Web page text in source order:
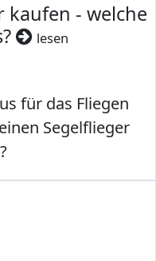
kaufen - welche
lesen
für das Fliegen
Segelflieger